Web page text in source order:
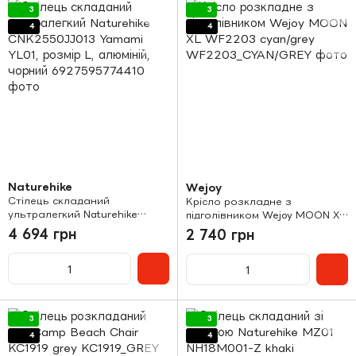
3
4
Naturehike
Стілець складаний
ультралегкий Naturehike
CNK2550JJ013 Yamami YL01,
розмір L, алюміній, чорний
4 694 грн
3
4
Wejoy
Крісло розкладне з
підголівником Wejoy MOON XL
WF2203 cyan/grey
2 740 грн
3
4
3
4